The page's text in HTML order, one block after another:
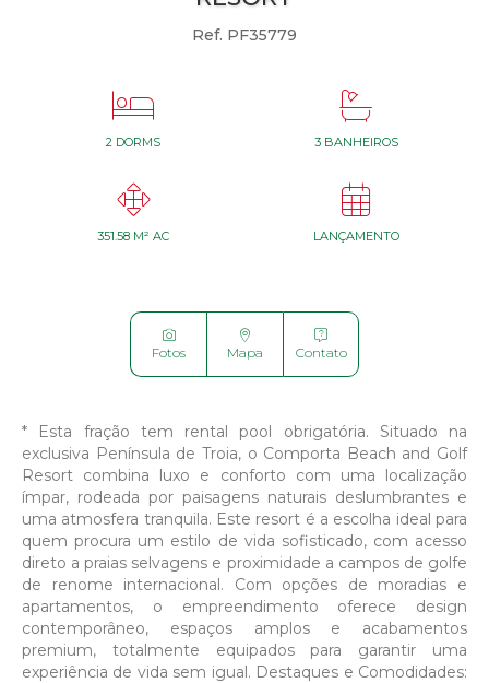
Ref. PF35779

2 DORMS

3 BANHEIROS

351.58 M² AC

LANÇAMENTO

Fotos

Mapa

Contato
* Esta fração tem rental pool obrigatória. Situado na
exclusiva Península de Troia, o Comporta Beach and Golf
Resort combina luxo e conforto com uma localização
ímpar, rodeada por paisagens naturais deslumbrantes e
uma atmosfera tranquila. Este resort é a escolha ideal para
quem procura um estilo de vida sofisticado, com acesso
direto a praias selvagens e proximidade a campos de golfe
de renome internacional. Com opções de moradias e
apartamentos, o empreendimento oferece design
contemporâneo, espaços amplos e acabamentos
premium, totalmente equipados para garantir uma
experiência de vida sem igual. Destaques e Comodidades: